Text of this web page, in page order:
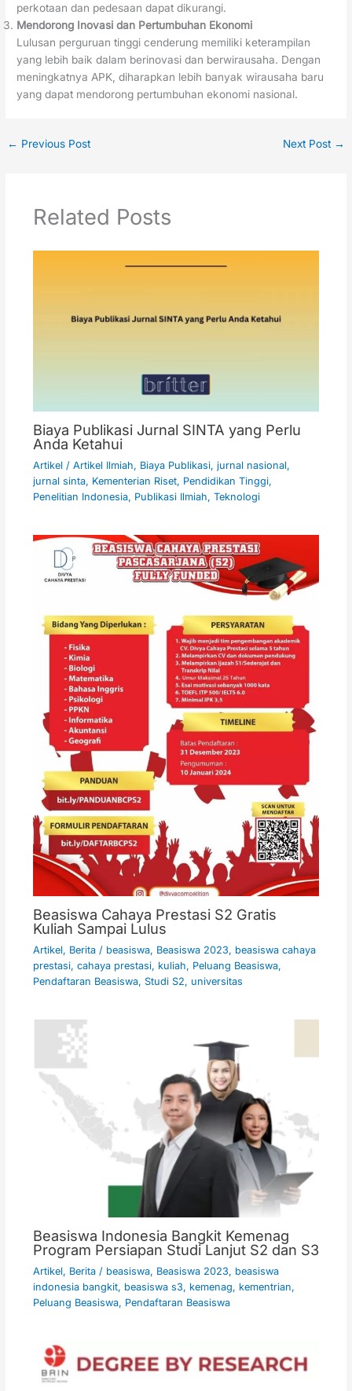
perkotaan dan pedesaan dapat dikurangi.
Mendorong Inovasi dan Pertumbuhan Ekonomi
Lulusan perguruan tinggi cenderung memiliki keterampilan
yang lebih baik dalam berinovasi dan berwirausaha. Dengan
meningkatnya APK, diharapkan lebih banyak wirausaha baru
yang dapat mendorong pertumbuhan ekonomi nasional.
← Previous Post Next Post →
Related Posts
Biaya Publikasi Jurnal SINTA yang Perlu
Anda Ketahui
Artikel / Artikel Ilmiah, Biaya Publikasi, jurnal nasional,
jurnal sinta, Kementerian Riset, Pendidikan Tinggi,
Penelitian Indonesia, Publikasi Ilmiah, Teknologi
Beasiswa Cahaya Prestasi S2 Gratis
Kuliah Sampai Lulus
Artikel, Berita/ beasiswa, Beasiswa 2023, beasiswa cahaya
prestasi, cahaya prestasi, kuliah, Peluang Beasiswa,
Pendaftaran Beasiswa, Studi S2, universitas
Beasiswa Indonesia Bangkit Kemenag
Program Persiapan Studi Lanjut S2 dan S3
Artikel, Berita/ beasiswa, Beasiswa 2023, beasiswa
indonesia bangkit, beasiswa s3, kemenag, kementrian,
Peluang Beasiswa, Pendaftaran Beasiswa